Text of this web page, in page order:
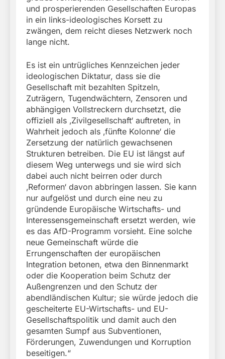
und prosperierenden Gesellschaften Europas
in ein links-ideologisches Korsett zu
zwängen, dem reicht dieses Netzwerk noch
lange nicht.
Es ist ein untrügliches Kennzeichen jeder
ideologischen Diktatur, dass sie die
Gesellschaft mit bezahlten Spitzeln,
Zuträgern, Tugendwächtern, Zensoren und
abhängigen Vollstreckern durchsetzt, die
offiziell als ‚Zivilgesellschaft‘ auftreten, in
Wahrheit jedoch als ‚fünfte Kolonne‘ die
Zersetzung der natürlich gewachsenen
Strukturen betreiben. Die EU ist längst auf
diesem Weg unterwegs und sie wird sich
dabei auch nicht beirren oder durch
‚Reformen‘ davon abbringen lassen. Sie kann
nur aufgelöst und durch eine neu zu
gründende Europäische Wirtschafts- und
Interessensgemeinschaft ersetzt werden, wie
es das AfD-Programm vorsieht. Eine solche
neue Gemeinschaft würde die
Errungenschaften der europäischen
Integration betonen, etwa den Binnenmarkt
oder die Kooperation beim Schutz der
Außengrenzen und den Schutz der
abendländischen Kultur; sie würde jedoch die
gescheiterte EU-Wirtschafts- und EU-
Gesellschaftspolitik und damit auch den
gesamten Sumpf aus Subventionen,
Förderungen, Zuwendungen und Korruption
beseitigen.“